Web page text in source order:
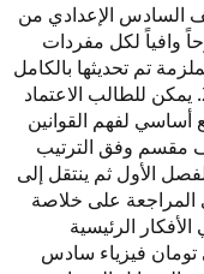
السادس الإعدادي من
وافياً لكل مفردات
تم تحديثها بالكامل
لتتناسب مع متطلبات العام الدراسي 2027. يمكن للطالب الاعتماد
محي تومان 2027 كمرجع أساسي لفهم القوانين
مقسم وفق الترتيب
الأول ثم ينتقل إلى
المراجعة على خلاصة
الرئيسية
تومان فيزياء سادس